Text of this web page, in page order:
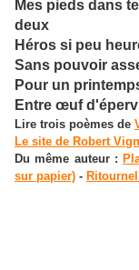
Mes pieds dans
deux
Héros si peu
Sans pouvoir
Pour un
Entre œuf
Lire trois poèmes de
Le site de Robert
Du même auteur :
sur papier) -